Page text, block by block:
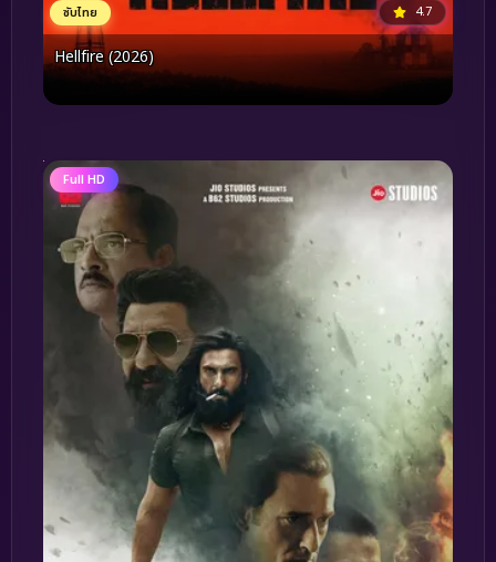
ซับไทย 4.7
Hellfire (2026)
Full HD